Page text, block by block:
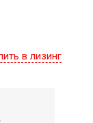
и
движения на
с в лизинг